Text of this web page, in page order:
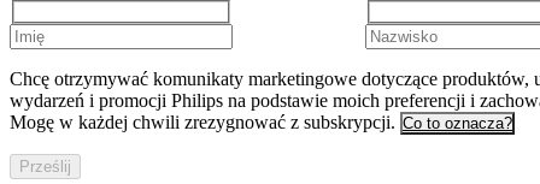
Chcę otrzymywać komunikaty marketingowe dotyczące produktów,
wydarzeń i promocji Philips na podstawie moich preferencji i
Mogę w każdej chwili zrezygnować z subskrypcji. Co to oznacza?
Prześlij